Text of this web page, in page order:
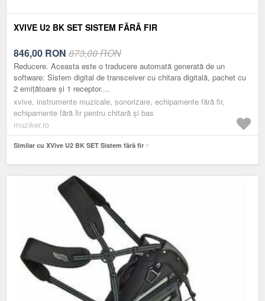
XVIVE U2 BK SET SISTEM FĂRĂ FIR
846,00 RON 873,00 RON
Reducere. Aceasta este o traducere automată generată de un
software: Sistem digital de transceiver cu chitara digitală, pachet cu
2 emițătoare și 1 receptor....
xvive, instrumente muzicale, sonorizare, echipamente fără fir,
echipamente fără fir pentru chitară și bas
muziker.ro
Similar cu XVive U2 BK SET Sistem fără fir